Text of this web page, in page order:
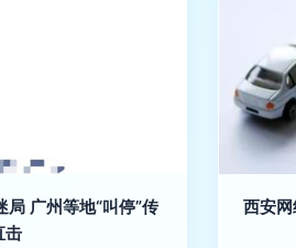
广州等地“叫停”传
击
西安